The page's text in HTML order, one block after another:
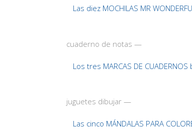
Las diez MOCHILAS MR
cuaderno de notas —
Los tres MARCAS DE
juguetes dibujar —
Las cinco MÁNDALAS PARA